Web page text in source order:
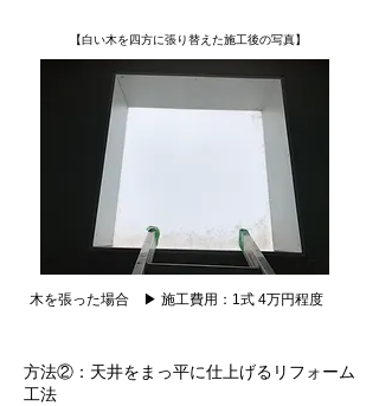
【白い木を四方に張り替えた施工後の写真】
木を張った場合 ▶ 施工費用：1式 4万円程度
方法②：天井をまっ平に仕上げるリフォーム
工法